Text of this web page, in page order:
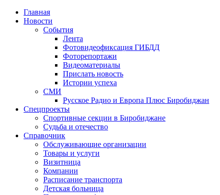
Главная
Новости
События
Лента
Фотовидеофиксация ГИБДД
Фоторепортажи
Видеоматериалы
Прислать новость
Истории успеха
СМИ
Русское Радио и Европа Плюс Биробиджан
Спецпроекты
Спортивные секции в Биробиджане
Судьба и отечество
Справочник
Обслуживающие организации
Товары и услуги
Визитница
Компании
Расписание транспорта
Детская больница